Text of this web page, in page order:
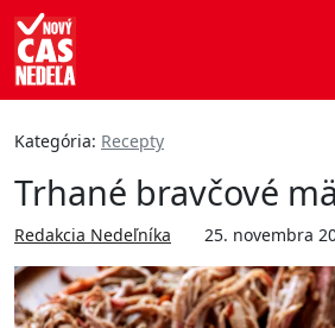
Kategória: Recepty
Trhané bravčové
Redakcia Nedeľníka 25. novembra